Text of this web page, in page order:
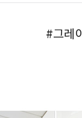
#그레이